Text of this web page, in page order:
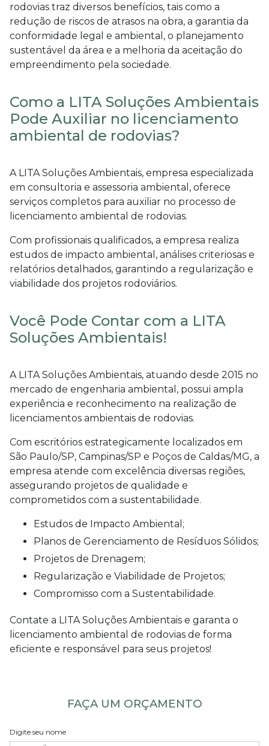
rodovias traz diversos benefícios, tais como a
redução de riscos de atrasos na obra, a garantia da
conformidade legal e ambiental, o planejamento
sustentável da área e a melhoria da aceitação do
empreendimento pela sociedade.
Como a LITA Soluções Ambientais
Pode Auxiliar no licenciamento
ambiental de rodovias?
A LITA Soluções Ambientais, empresa especializada
em consultoria e assessoria ambiental, oferece
serviços completos para auxiliar no processo de
licenciamento ambiental de rodovias.
Com profissionais qualificados, a empresa realiza
estudos de impacto ambiental, análises criteriosas e
relatórios detalhados, garantindo a regularização e
viabilidade dos projetos rodoviários.
Você Pode Contar com a LITA
Soluções Ambientais!
A LITA Soluções Ambientais, atuando desde 2015 no
mercado de engenharia ambiental, possui ampla
experiência e reconhecimento na realização de
licenciamentos ambientais de rodovias.
Com escritórios estrategicamente localizados em
São Paulo/SP, Campinas/SP e Poços de Caldas/MG, a
empresa atende com excelência diversas regiões,
assegurando projetos de qualidade e
comprometidos com a sustentabilidade.
Estudos de Impacto Ambiental;
Planos de Gerenciamento de Resíduos Sólidos;
Projetos de Drenagem;
Regularização e Viabilidade de Projetos;
Compromisso com a Sustentabilidade.
Contate a LITA Soluções Ambientais e garanta o
licenciamento ambiental de rodovias de forma
eficiente e responsável para seus projetos!
FAÇA UM ORÇAMENTO
Digite seu nome